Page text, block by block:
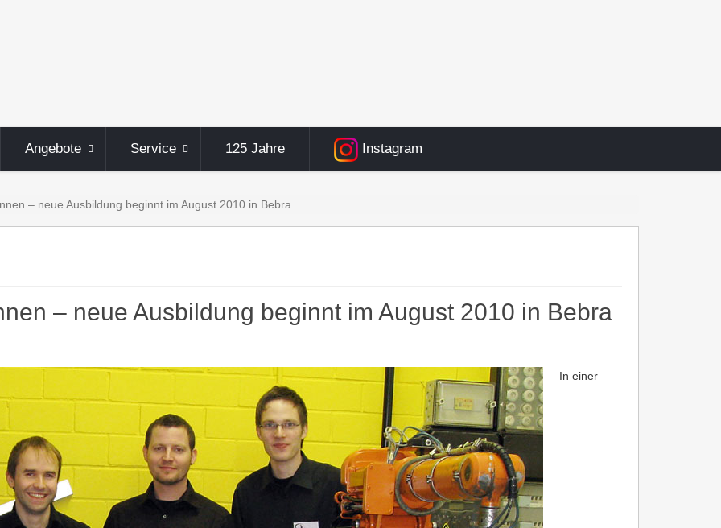
Angebote Service 125 Jahre Instagram
– neue Ausbildung beginnt im August 2010 in Bebra
– neue Ausbildung beginnt im August 2010 in Bebra
In einer